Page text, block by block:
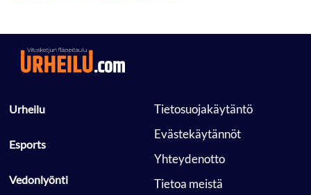
Urheilu
Esports
Vedonlyönti
Tietosuojakäytäntö
Evästekäytännöt
Yhteydenotto
Tietoa meistä